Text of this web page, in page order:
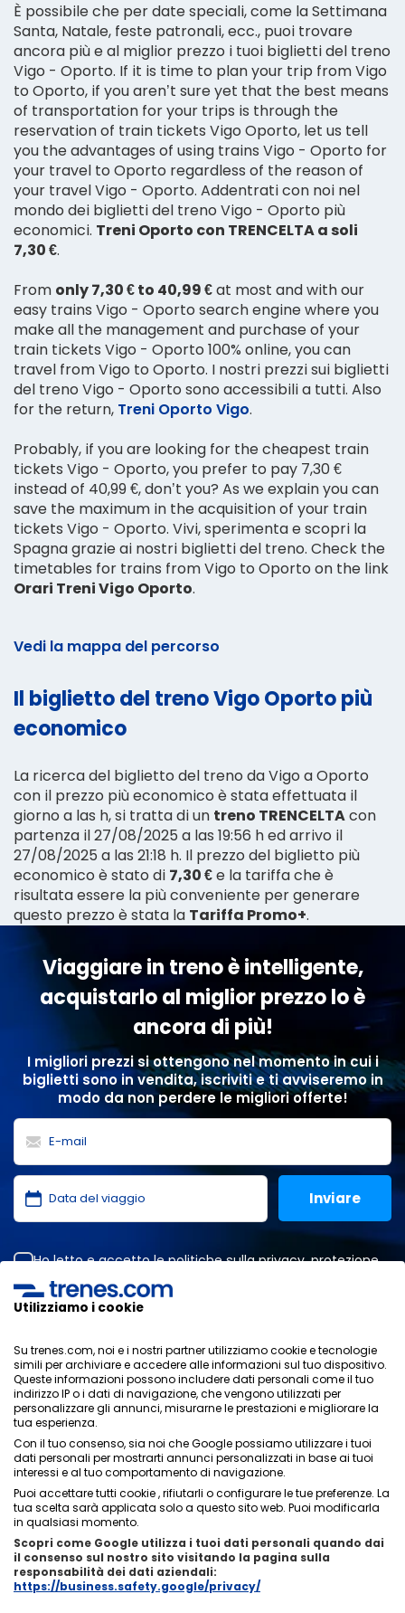
È possibile che per date speciali, come la Settimana
Santa, Natale, feste patronali, ecc., puoi trovare
ancora più e al miglior prezzo i tuoi biglietti del treno
Vigo - Oporto. If it is time to plan your trip from Vigo
to Oporto, if you aren’t sure yet that the best means
of transportation for your trips is through the
reservation of train tickets Vigo Oporto, let us tell
you the advantages of using trains Vigo - Oporto for
your travel to Oporto regardless of the reason of
your travel Vigo - Oporto. Addentrati con noi nel
mondo dei biglietti del treno Vigo - Oporto più
economici. Treni Oporto con TRENCELTA a soli
7,30 €.
From only 7,30 € to 40,99 €at most and with our
easy trains Vigo - Oporto search engine where you
make all the management and purchase of your
train tickets Vigo - Oporto 100% online, you can
travel from Vigo to Oporto. I nostri prezzi sui biglietti
del treno Vigo - Oporto sono accessibili a tutti. Also
for the return, Treni Oporto Vigo.
Probably, if you are looking for the cheapest train
tickets Vigo - Oporto, you prefer to pay 7,30 €
instead of 40,99 €, don’t you? As we explain you can
save the maximum in the acquisition of your train
tickets Vigo - Oporto. Vivi, sperimenta e scopri la
Spagna grazie ai nostri biglietti del treno. Check the
timetables for trains from Vigo to Oporto on the link
Orari Treni Vigo Oporto.
Vedi la mappa del percorso
Il biglietto del treno Vigo Oporto più
economico
La ricerca del biglietto del treno da Vigo a Oporto
con il prezzo più economico è stata effettuata il
giorno a las h, si tratta di un treno TRENCELTAcon
partenza il 27/08/2025 a las 19:56 h ed arrivo il
27/08/2025 a las 21:18 h. Il prezzo del biglietto più
economico è stato di 7,30 €e la tariffa che è
risultata essere la più conveniente per generare
questo prezzo è stata la Tariffa Promo+.
Viaggiare in treno è intelligente,
acquistarlo al miglior prezzo lo è
ancora di più!
I migliori prezzi si ottengono nel momento in cui i
biglietti sono in vendita, iscriviti e ti avviseremo in
modo da non perdere le migliori offerte!
Ho letto e accetto lepolitiche sulla privacy,protezione
dei dati
Informativa sulla privacy
Condizioni generali
Politica sui cookies
Politica di sicurezza
Contatti
Chi siamo ixigo
Copyright © Trenes.com. Tutti i diritti riservati.
Utilizziamo i cookie
Su trenes.com, noi e i nostri partner utilizziamo cookie e tecnologie
simili per archiviare e accedere alle informazioni sul tuo dispositivo.
Queste informazioni possono includere dati personali come il tuo
indirizzo IP o i dati di navigazione, che vengono utilizzati per
personalizzare gli annunci, misurarne le prestazioni e migliorare la
tua esperienza.
Con il tuo consenso, sia noi che Google possiamo utilizzare i tuoi
dati personali per mostrarti annunci personalizzati in base ai tuoi
interessi e al tuo comportamento di navigazione.
Puoi accettare tutti cookie , rifiutarli o configurare le tue preferenze. La
tua scelta sarà applicata solo a questo sito web. Puoi modificarla
in qualsiasi momento.
Scopri come Google utilizza i tuoi dati personali quando dai
il consenso sul nostro sito visitando la pagina sulla
responsabilità dei dati aziendali:
https://business.safety.google/privacy/